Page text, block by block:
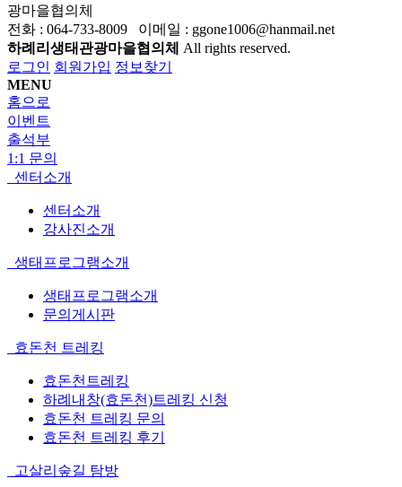
광마을협의체
전화 : 064-733-8009 이메일 : ggone1006@hanmail.net
하례리생태관광마을협의체 All rights reserved.
로그인 회원가입 정보찾기
MENU
홈으로
이벤트
출석부
1:1 문의
센터소개
센터소개
강사진소개
생태프로그램소개
생태프로그램소개
문의게시판
효돈천 트레킹
효돈천트레킹
하례내창(효돈천)트레킹 신청
효돈천 트레킹 문의
효돈천 트레킹 후기
고살리숲길 탐방